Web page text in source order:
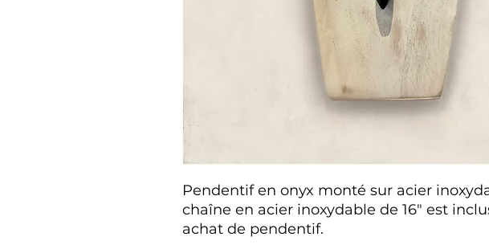
Pendentif en onyx monté sur acier
chaîne en acier inoxydable de 16" est
achat de pendentif.